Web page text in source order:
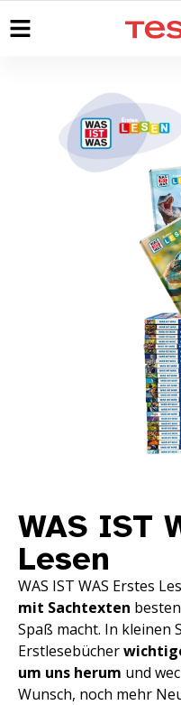
Start WAS IST WAS
WAS IST
Lesen
WAS IST WAS Erstes
mit Sachtexten
Spaß macht. In kleinen
Erstlesebücher
um uns herum und
Wunsch, noch mehr